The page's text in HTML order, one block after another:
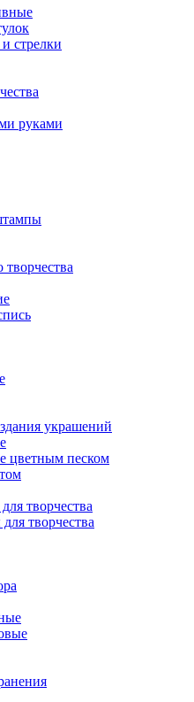
стрелки
руками
украшений
цветным песком
творчества
творчества